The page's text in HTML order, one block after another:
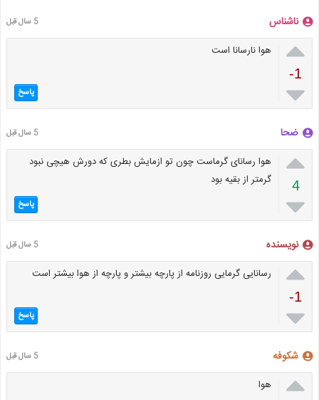
ناشناس 5 سال قبل

-1

هوا نارسانا است
پاسخ
ضحا 5 سال قبل

4

هوا رسانای گرماست چون تو ازمایش بطری که دورش هیچی نبود
گرمتر از بقیه بود
پاسخ
نویسنده 5 سال قبل

-1

رسانایی گرمایی روزنامه از پارچه بیشتر و پارچه از هوا بیشتر است
پاسخ
شکوفه 5 سال قبل
 هوا